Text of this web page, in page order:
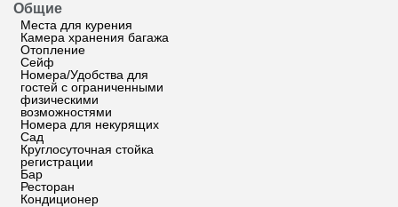
Общие
Места для курения
Камера хранения багажа
Отопление
Сейф
Номера/Удобства для
гостей с ограниченными
физическими
возможностями
Номера для некурящих
Сад
Круглосуточная стойка
регистрации
Бар
Ресторан
Кондиционер